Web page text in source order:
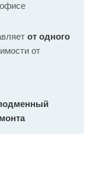
от одного
от